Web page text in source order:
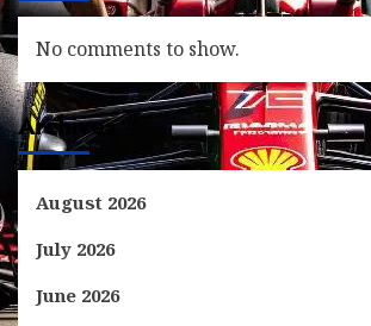
No comments to show.
Archives
August 2026
July 2026
June 2026